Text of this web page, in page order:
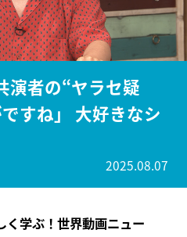
演者の“ヤラセ疑
すね」 大好きなシ
2025.08.07
く学ぶ！世界動画ニュー